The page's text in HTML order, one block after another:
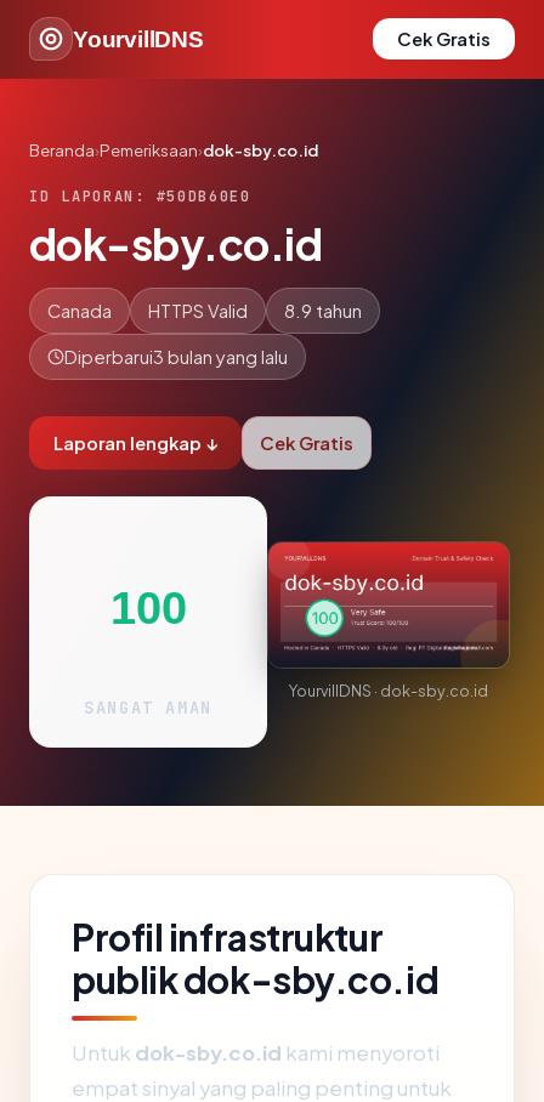
YourvillDNS Cek Gratis
Beranda›Pemeriksaan›dok-sby.co.id
ID LAPORAN: #50DB60E0
dok-sby.co.id
Canada HTTPS Valid 8.9 tahun
Diperbarui3 bulan yang lalu
Laporan lengkap ↓ Cek Gratis
100
SANGAT AMAN
YourvillDNS · dok-sby.co.id
Profil infrastruktur
publik dok-sby.co.id
Untuk dok-sby.co.id kami menyoroti
empat sinyal yang paling penting untuk